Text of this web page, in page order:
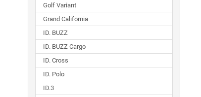
Golf Variant
Grand California
ID. BUZZ
ID. BUZZ Cargo
ID. Cross
ID. Polo
ID.3